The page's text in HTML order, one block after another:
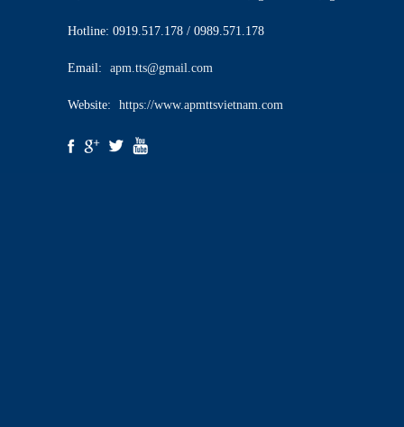
Hotline: 0919.517.178 / 0989.571.178
Email: apm.tts@gmail.com
Website: https://www.apmttsvietnam.com